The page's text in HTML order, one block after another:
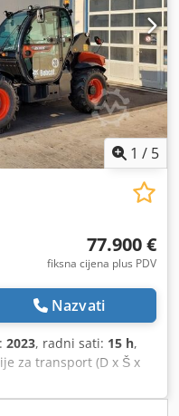
1 / 5
77.900 €
fiksna cijena plus PDV
Nazvati
2023, radni sati: 15 h,
za transport (D x Š x
za vožnju unatrag i
Uključuje: podesive